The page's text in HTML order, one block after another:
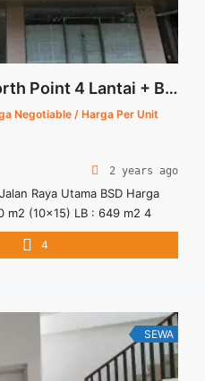
Dijual Ruko Mewah North Point 4 Lantai + Basement Posisi Jalan Raya Utama BSD Incld Lift Harga Negotiable
Negotiable / Harga Per Unit
2 years ago
Raya Utama BSD Harga
m2 (10×15) LB : 649 m2 4
watt Lift kapasitas 6 org
6 mobil Posisi Jalan utama
Lift Harga Negotiable"
vasapro.com/property/dijual-
basement-posisi-jalan-
negotiable/" aria-label="Read
4
SEWA